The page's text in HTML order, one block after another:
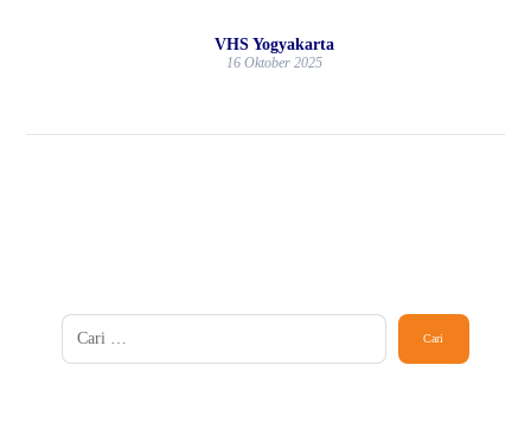
VHS Yogyakarta
16 Oktober 2025